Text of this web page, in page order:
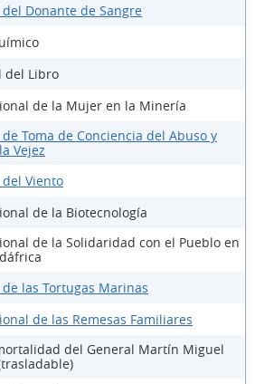
Donante de Sangre
del Libro
de la Mujer en la Minería
Toma de Conciencia del Abuso y
Vejez
Viento
de la Biotecnología
de la Solidaridad con el Pueblo en
las Tortugas Marinas
de las Remesas Familiares
del General Martín Miguel